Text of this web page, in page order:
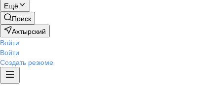
Ещё
Поиск
Ахтырский
Войти
Войти
Создать резюме